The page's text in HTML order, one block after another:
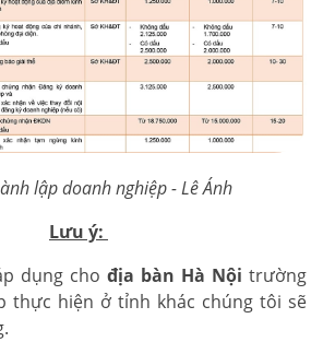
lập doanh nghiệp - Lê Ánh
Lưu ý:
dụng cho địa bàn Hà Nội trường
thực hiện ở tỉnh khác chúng tôi sẽ